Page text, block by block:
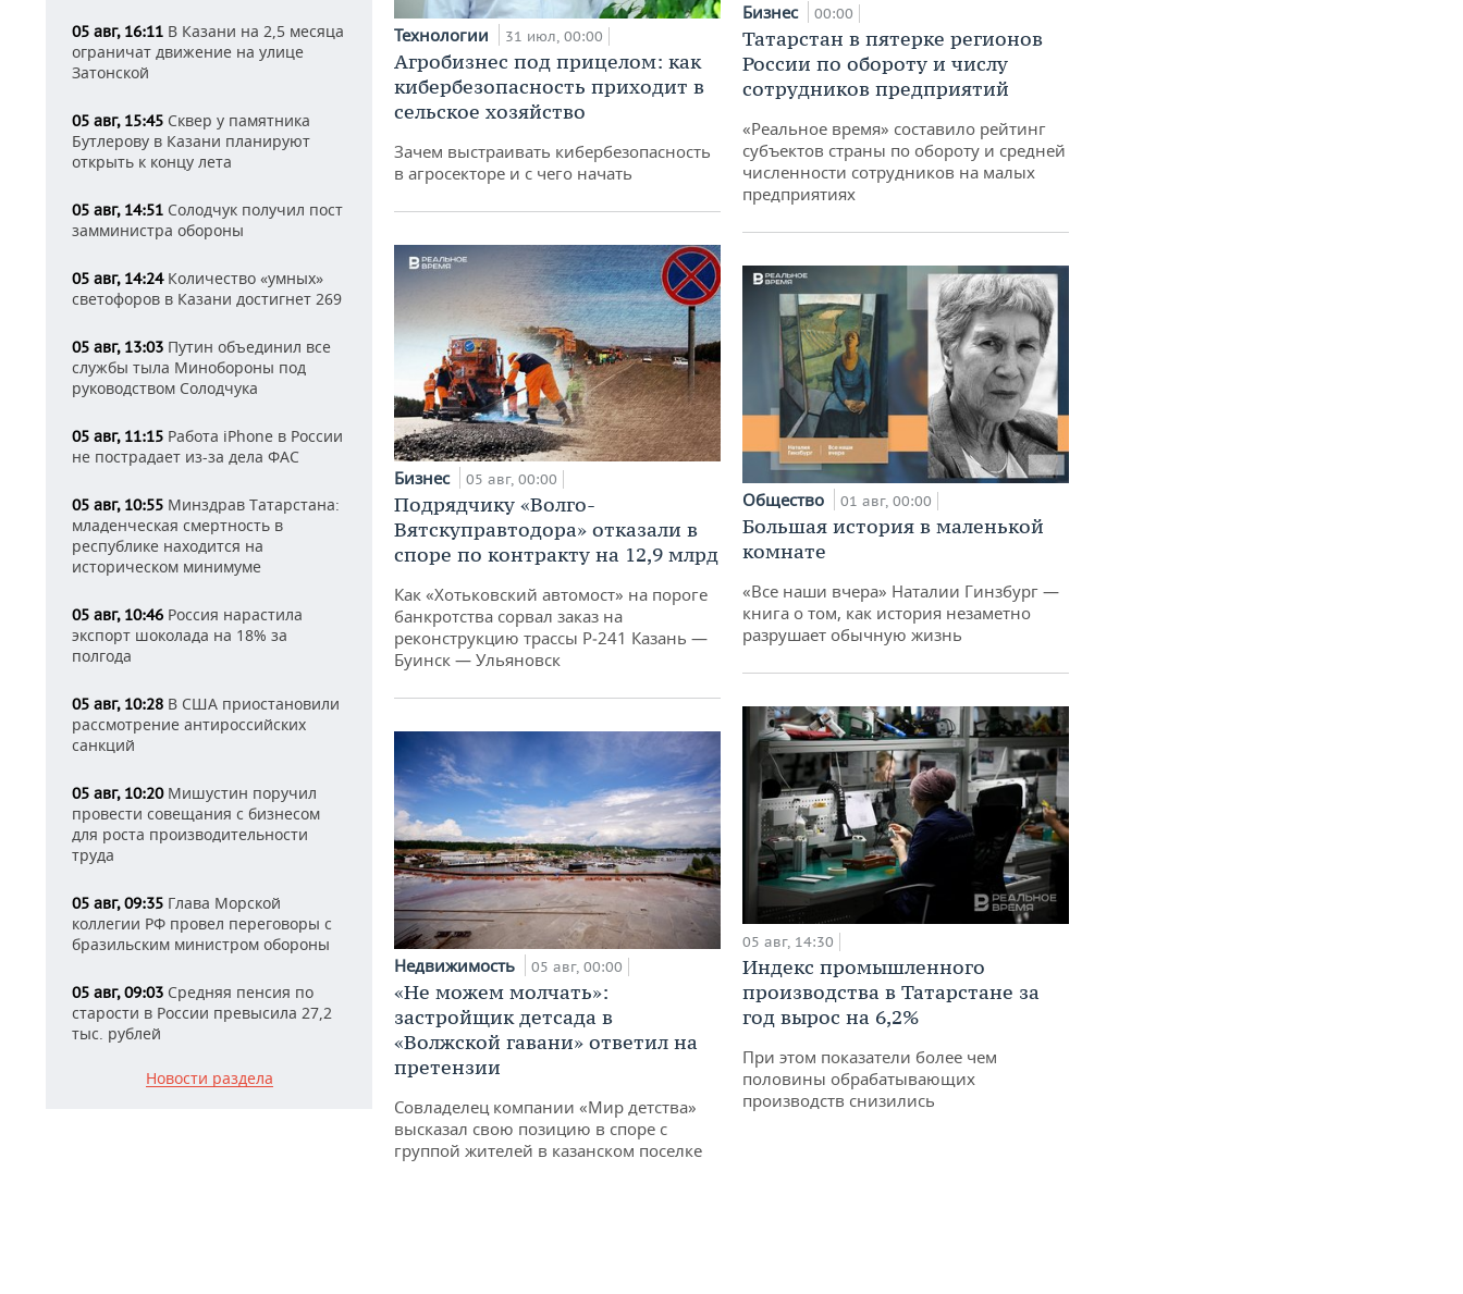
05 авг, 16:11 В Казани на 2,5 месяца
ограничат движение на улице
Затонской
05 авг, 15:45 Сквер у памятника
Бутлерову в Казани планируют
открыть к концу лета
05 авг, 14:51 Солодчук получил пост
замминистра обороны
05 авг, 14:24Количество «умных»
светофоров в Казани достигнет 269
05 авг, 13:03 Путин объединил все
службы тыла Минобороны под
руководством Солодчука
05 авг, 11:15 Работа iPhone в России
не пострадает из-за дела ФАС
05 авг, 10:55 Минздрав Татарстана:
младенческая смертность в
республике находится на
историческом минимуме
05 авг, 10:46 Россия нарастила
экспорт шоколада на 18% за
полгода
05 авг, 10:28 В США приостановили
рассмотрение антироссийских
санкций
05 авг, 10:20Мишустин поручил
провести совещания с бизнесом
для роста производительности
труда
05 авг, 09:35 Глава Морской
коллегии РФ провел переговоры с
бразильским министром обороны
05 авг, 09:03 Средняя пенсия по
старости в России превысила 27,2
тыс. рублей
Новости раздела
Технологии 31 июл, 00:00
Агробизнес под прицелом: как
кибербезопасность приходит в
сельское хозяйство
Зачем выстраивать кибербезопасность
в агросекторе и с чего начать
Бизнес 05 авг, 00:00
Подрядчику «Волго-
Вятскуправтодора» отказали в
споре по контракту на 12,9 млрд
Как «Хотьковский автомост» на пороге
банкротства сорвал заказ на
реконструкцию трассы Р‑241 Казань —
Буинск — Ульяновск
Недвижимость 05 авг, 00:00
«Не можем молчать»:
застройщик детсада в
«Волжской гавани» ответил на
претензии
Совладелец компании «Мир детства»
высказал свою позицию в споре с
группой жителей в казанском поселке
Бизнес 00:00
Татарстан в пятерке регионов
России по обороту и числу
сотрудников предприятий
«Реальное время» составило рейтинг
субъектов страны по обороту и средней
численности сотрудников на малых
предприятиях
Общество 01 авг, 00:00
Большая история в маленькой
комнате
«Все наши вчера» Наталии Гинзбург —
книга о том, как история незаметно
разрушает обычную жизнь
05 авг, 14:30
Индекс промышленного
производства в Татарстане за
год вырос на 6,2%
При этом показатели более чем
половины обрабатывающих
производств снизились